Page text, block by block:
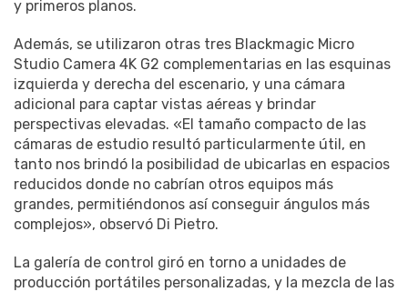
y primeros planos.
Además, se utilizaron otras tres Blackmagic Micro
Studio Camera 4K G2 complementarias en las esquinas
izquierda y derecha del escenario, y una cámara
adicional para captar vistas aéreas y brindar
perspectivas elevadas. «El tamaño compacto de las
cámaras de estudio resultó particularmente útil, en
tanto nos brindó la posibilidad de ubicarlas en espacios
reducidos donde no cabrían otros equipos más
grandes, permitiéndonos así conseguir ángulos más
complejos», observó Di Pietro.
La galería de control giró en torno a unidades de
producción portátiles personalizadas, y la mezcla de las